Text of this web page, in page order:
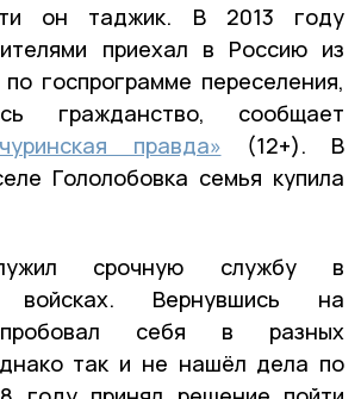
он таджик. В 2013 году
приехал в Россию из
госпрограмме переселения,
гражданство, сообщает
правда» (12+). В
Гололобовка семья купила
срочную службу в
войсках. Вернувшись на
пробовал себя в разных
так и не нашёл дела по